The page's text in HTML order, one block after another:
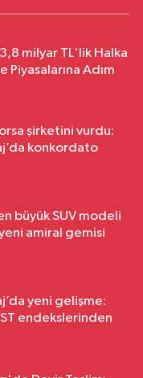
milyar TL'lik Halka
Piyasalarına Adım
şirketini vurdu:
konkordato
büyük SUV modeli
amiral gemisi
yeni gelişme:
endekslerinden